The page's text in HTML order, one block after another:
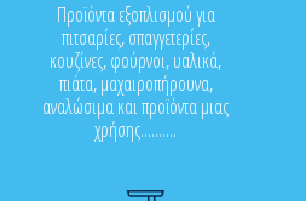
Προϊόντα εξοπλισμού για
πιτσαρίες, σπαγγετερίες,
κουζίνες, φούρνοι, υαλικά,
πιάτα, μαχαιροπήρουνα,
αναλώσιμα και προϊόντα μιας
χρήσης..........